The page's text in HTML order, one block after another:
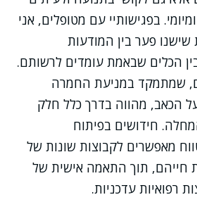
בפגישותיי עם מטופלים, אני
פער בין המודעות
הכלים שבאמת עומדים לרשותם.
שמתמקד במניעת החמרה
הכאב, מהווה בדרך כלל חלק
חידושים בפיתוח
מאפשרים לקבוצות שונות של
חייהם, תוך התאמה אישית של
רפואיות עדכניות.